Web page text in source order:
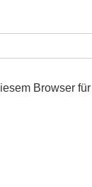
Browser